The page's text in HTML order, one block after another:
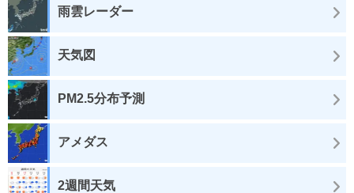
雨雲レーダー
天気図
PM2.5分布予測
アメダス
2週間天気